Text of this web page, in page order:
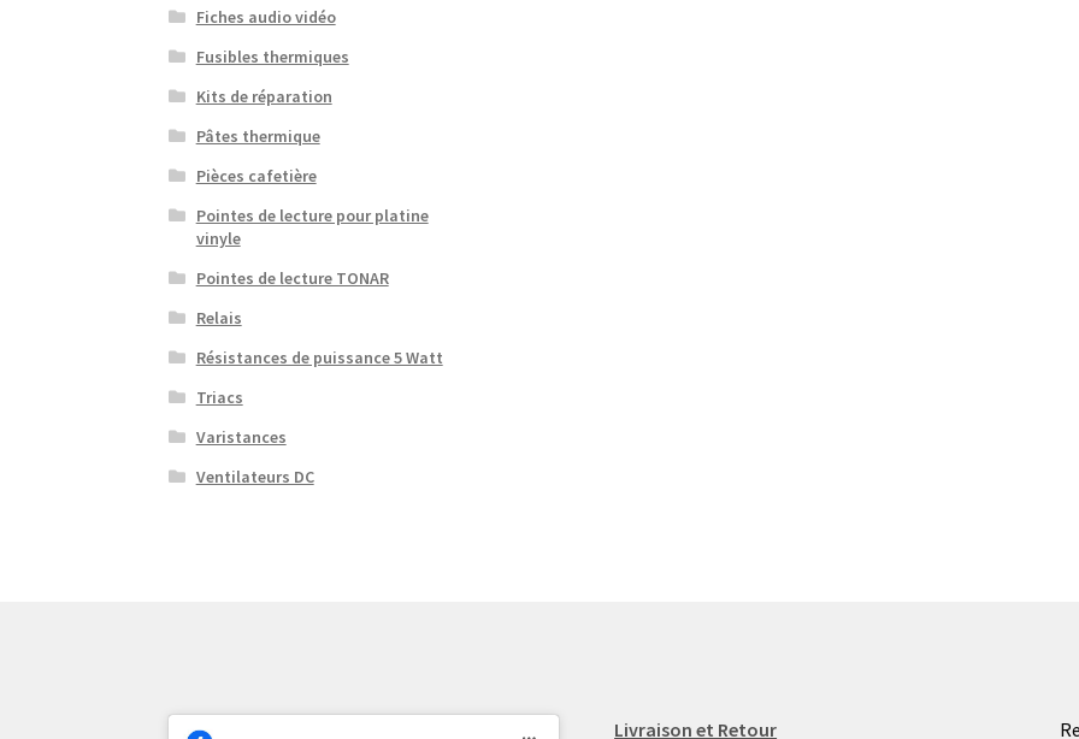
Fiches audio vidéo
Fusibles thermiques
Kits de réparation
Pâtes thermique
Pièces cafetière
Pointes de lecture pour platine
vinyle
Pointes de lecture TONAR
Relais
Résistances de puissance 5 Watt
Triacs
Varistances
Ventilateurs DC
Livraison et Retour